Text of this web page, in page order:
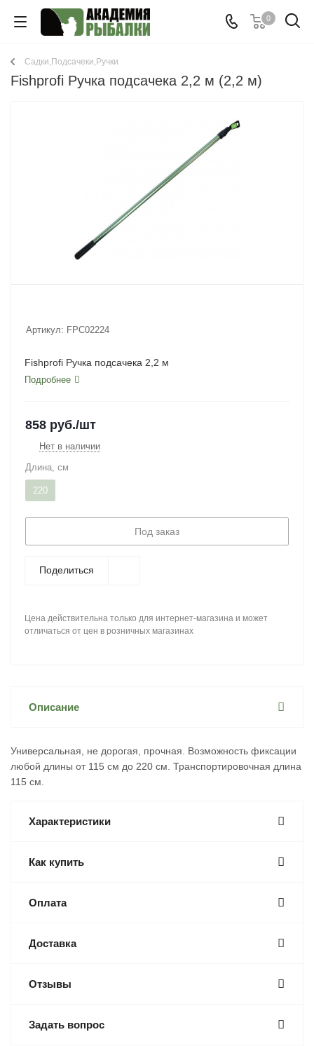
0
Садки,Подсачеки,Ручки
Fishprofi Ручка подсачека 2,2 м (2,2 м)
Артикул: FPC02224
Fishprofi Ручка подсачека 2,2 м
Подробнее
858 руб./шт
Нет в наличии
Длина, см
220
Под заказ
Поделиться
Цена действительна только для интернет-магазина и может
отличаться от цен в розничных магазинах
Описание
Универсальная, не дорогая, прочная. Возможность фиксации
любой длины от 115 см до 220 см. Транспортировочная длина
115 см.
Характеристики
Как купить
Оплата
Доставка
Отзывы
Задать вопрос